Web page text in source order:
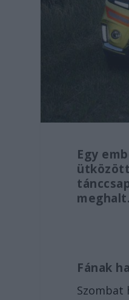
Egy
meghalt.
Fának
Szombat